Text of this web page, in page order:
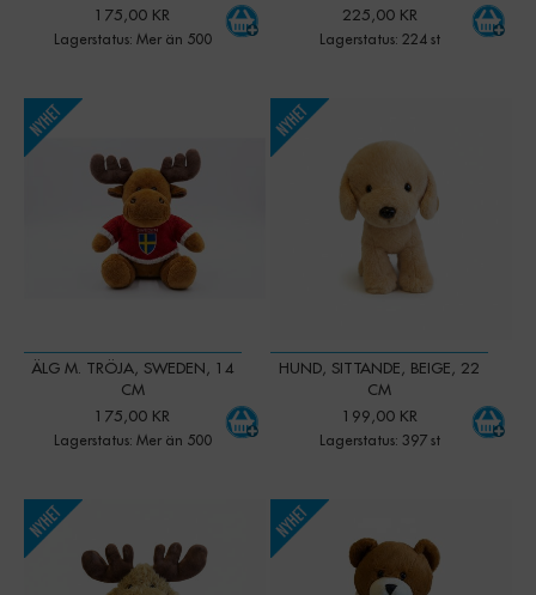
175,00 KR
Lagerstatus: Mer än 500
225,00 KR
Lagerstatus: 224 st
ÄLG M. TRÖJA, SWEDEN, 14
CM
175,00 KR
Lagerstatus: Mer än 500
Qty:
HUND, SITTANDE, BEIGE, 22
CM
199,00 KR
Lagerstatus: 397 st
Qty:
Qty: Qty: